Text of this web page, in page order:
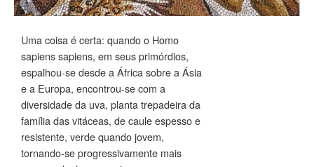
Uma coisa é certa: quando o Homo
sapiens sapiens, em seus primórdios,
espalhou-se desde a África sobre a Ásia
e a Europa, encontrou-se com a
diversidade da uva, planta trepadeira da
família das vitáceas, de caule espesso e
resistente, verde quando jovem,
tornando-se progressivamente mais